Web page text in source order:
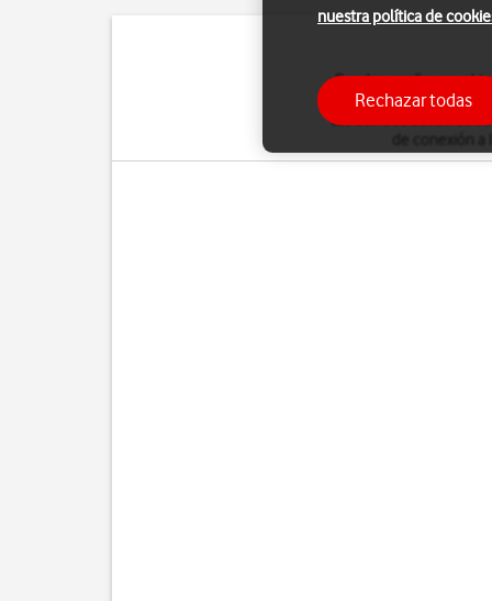
Puedes configurar el
cuenta POP3 se
tus correos desde
nuestra política de
Rechazar todas